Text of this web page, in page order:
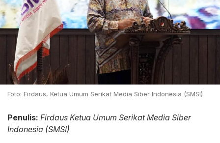
Foto: Firdaus, Ketua Umum Serikat Media Siber Indonesia (SMSI)
Penulis: Firdaus Ketua Umum Serikat Media Siber
Indonesia (SMSI)